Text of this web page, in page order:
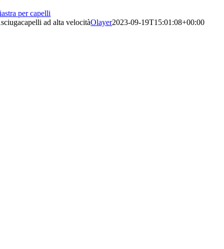
per capelli
ad alta velocitàOlayer2023-09-19T15:01:08+00:00